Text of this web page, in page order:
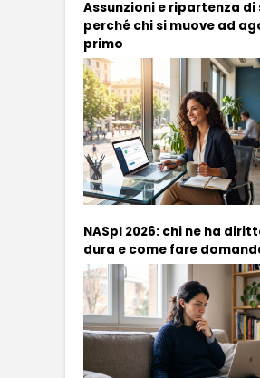
Assunzioni e ripartenza
perché chi si muove ad
primo
NASpI 2026: chi ne ha
dura e come fare